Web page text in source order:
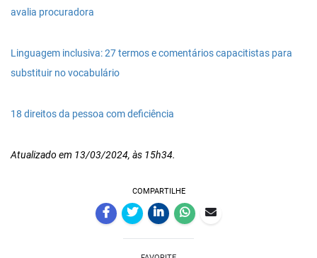
avalia procuradora
Linguagem inclusiva: 27 termos e comentários capacitistas para
substituir no vocabulário
18 direitos da pessoa com deficiência
Atualizado em 13/03/2024, às 15h34.
COMPARTILHE